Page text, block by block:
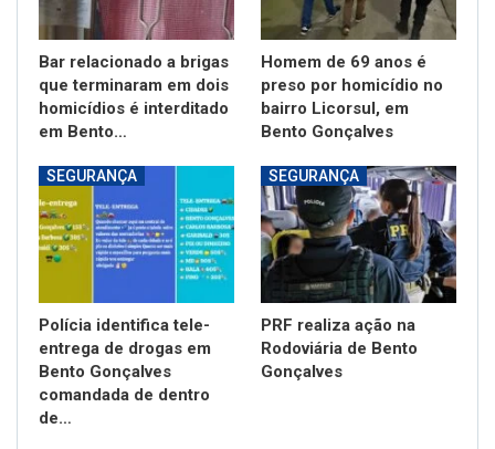
Bar relacionado a brigas
que terminaram em dois
homicídios é interditado
em Bento…
Homem de 69 anos é
preso por homicídio no
bairro Licorsul, em
Bento Gonçalves
SEGURANÇA
Polícia identifica tele-
entrega de drogas em
Bento Gonçalves
comandada de dentro
de…
SEGURANÇA
PRF realiza ação na
Rodoviária de Bento
Gonçalves